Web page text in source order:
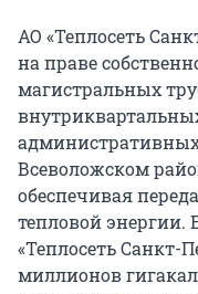
АО «Теплосеть
на праве
магистральных
Всеволожском
обеспечивая
тепловой энергии.
«Теплосеть Санкт-
миллионов